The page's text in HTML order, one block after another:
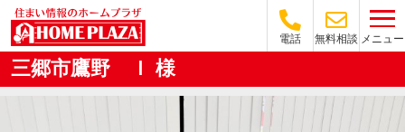
電話 無料相談 メニュー
三郷市鷹野 Ｉ 様